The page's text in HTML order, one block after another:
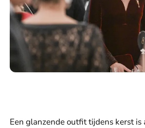
Een glanzende outfit tijdens kerst is